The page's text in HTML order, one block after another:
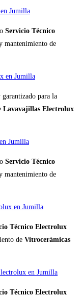
Jumilla
Servicio Técnico
mantenimiento de
en Jumilla
para la
Lavavajillas Electrolux
Jumilla
Servicio Técnico
mantenimiento de
en Jumilla
Técnico Electrolux
de Vitrocerámicas
en Jumilla
Técnico Electrolux